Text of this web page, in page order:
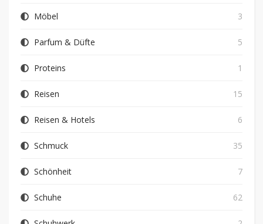
Möbel 3
Parfum & Düfte 5
Proteins 1
Reisen 15
Reisen & Hotels 6
Schmuck 35
Schönheit 7
Schuhe 62